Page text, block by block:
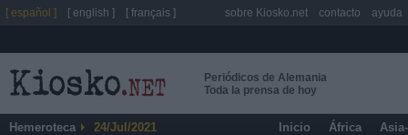
Periódicos de Alemania
Toda la prensa de hoy
Hemeroteca 24/Jul/2021 Inicio África
[ español ] [ english ] [ français ] sobre Kiosko.net contacto ayuda